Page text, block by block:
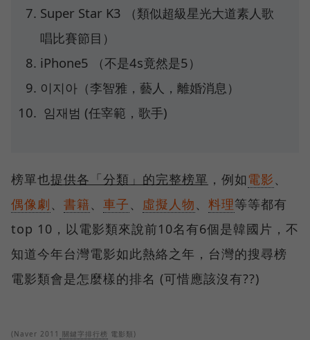
Super Star K3 （類似超級星光大道素人歌
唱比賽節目）
iPhone5 （不是4s竟然是5）
이지아（李智雅，藝人，離婚消息）
임재범 (任宰範，歌手)
榜單也提供各「分類」的完整榜單 ，例如 電影
偶像劇
書籍 車子 虛擬人物 料理等等都有
top 10，以電影類來說前10名有6個是韓國片，不
知道今年台灣電影如此熱絡之年，台灣的搜尋榜
電影類會是怎麼樣的排名 (可惜應該沒有??)
(Naver 2011 關鍵字排行榜 電影類)